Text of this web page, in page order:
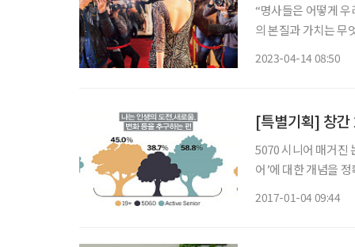
“명사들은 어떻게
의 본질과 가치는 무
2023-04-14 08:50
[특별기획] 창간
5070 시니어 매거진
어’에 대한 개념을
2017-01-04 09:44